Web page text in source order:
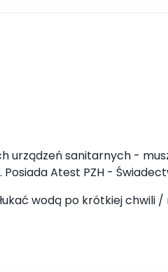
urządzeń sanitarnych -
Atest PZH -
wodą po krótkiej chwili